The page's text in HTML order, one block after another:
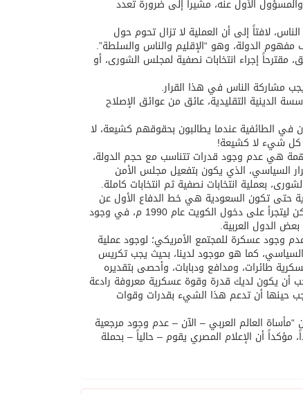
الأول عنه، مشيراً إلى ضرورة تعدد
لافتاً إلى أن العملية لا تزال تحوم حول
الدولة، وهو “الإقليم والناس والسلطة”.
إجراء انتخابات نصفية لمجلس الشورى، أو
مشاركة الناس في هذا القرار.
الدينية التقليدية، عائق من عوائق الإصلاح
الطائفية عندما يطالبون بحقوقهم كشيعة، لا
كل شيء لا كشيعة!
مهمة هي عدم وجود قدرات تتناسب مع حجم الدولة،
السياسي، الذي يكون بتفعيل مجلس الأمن
بعملية انتخابات نصفية ثم انتخابات كاملة.
حتى تكون السعودية هي خط الدفاع الأول عن
نفسها أولاً، وعن محيطها الإقليمي، مشيراً بهذا الصدد إلى أن “صدام حسين” لم يكن ليتجرأ على دخول الكويت عام 1990 م، في وجود
الدول العربية.
وجود عسكرة للمجتمع الأمريكي؛ لوجود عملية
كما هو موجود لدينا، بحيث يجب تكريس
طائرات، ومدافع ودبابات، وأحصى بتقديره
“قارة” فيجب أن يكون لديك قدرة وقوة عسكرية معروفة رادعة
حينها أن تدعم هذا الشيء بقدرات وقوات
العالم العربي – الآن – عدم وجود مرجعية
أن الإعلام المصري يقوم – حالياً – بحملة